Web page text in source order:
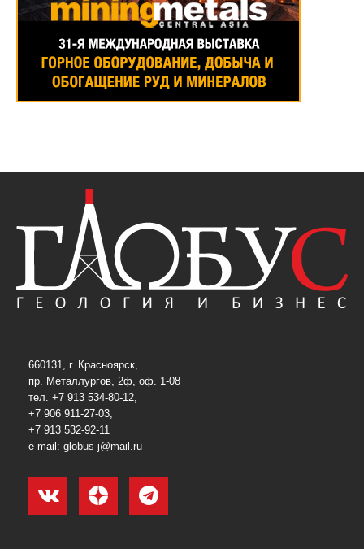
660131, г. Красноярск,
пр. Металлургов, 2ф, оф. 1-08
тел. +7 913 534-80-12,
+7 906 911-27-03,
+7 913 532-92-11
e-mail: globus-j@mail.ru